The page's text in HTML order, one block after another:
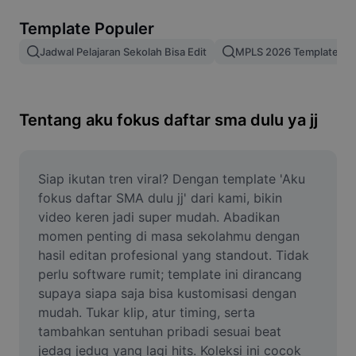
Gabung gambar
Ubah Ukuran Gambar
Pembuat Meme
AI Text Remover
AI People Remover
AI Inpainting
Face Cutout
Template Populer
Jadwal Pelajaran Sekolah Bisa Edit MPLS 2026 Template
Tentang aku fokus daftar sma dulu ya jj
Siap ikutan tren viral? Dengan template 'Aku
fokus daftar SMA dulu jj' dari kami, bikin
video keren jadi super mudah. Abadikan
momen penting di masa sekolahmu dengan
hasil editan profesional yang standout. Tidak
perlu software rumit; template ini dirancang
supaya siapa saja bisa kustomisasi dengan
mudah. Tukar klip, atur timing, serta
tambahkan sentuhan pribadi sesuai beat
jedag jedug yang lagi hits. Koleksi ini cocok